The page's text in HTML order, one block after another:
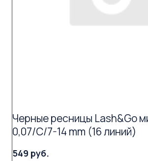
Черные ресницы Lash&Go
0,07/C/7-14 mm (16 линий)
549 руб.